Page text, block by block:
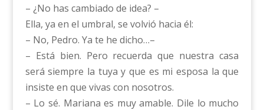
– ¿No has cambiado de idea? –
Ella, ya en el umbral, se volvió hacia él:
– No, Pedro. Ya te he dicho…–
– Está bien. Pero recuerda que nuestra casa
será siempre la tuya y que es mi esposa la que
insiste en que vivas con nosotros.
– Lo sé. Mariana es muy amable. Dile lo mucho